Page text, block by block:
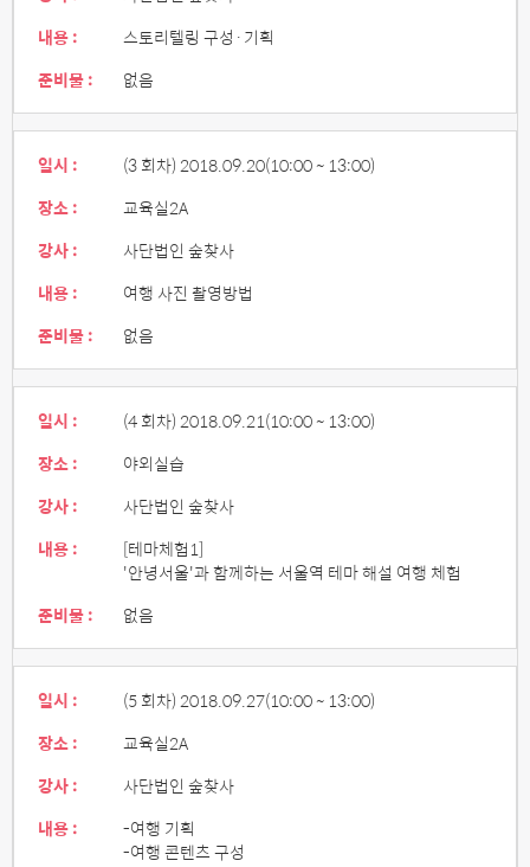
내용 :
스토리텔링 구성·기획
준비물 :
없음
일시 : (3 회차) 2018.09.20(10:00 ~ 13:00)
장소 :
교육실2A
강사 :
사단법인 숲찾사
내용 :
여행 사진 촬영방법
준비물 :
없음
일시 : (4 회차) 2018.09.21(10:00 ~ 13:00)
장소 :
야외실습
강사 :
사단법인 숲찾사
내용 :
[테마체험1]
'안녕서울'과 함께하는 서울역 테마 해설 여행 체험
준비물 :
없음
일시 : (5 회차) 2018.09.27(10:00 ~ 13:00)
장소 :
교육실2A
강사 :
사단법인 숲찾사
내용 :
-여행 기획
-여행 콘텐츠 구성